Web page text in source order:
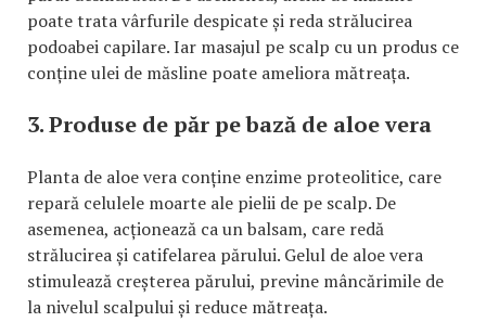
poate trata vârfurile despicate și reda strălucirea
podoabei capilare. Iar masajul pe scalp cu un produs ce
conține ulei de măsline poate ameliora mătreața.
3. Produse de păr pe bază de aloe vera
Planta de aloe vera conține enzime proteolitice, care
repară celulele moarte ale pielii de pe scalp. De
asemenea, acționează ca un balsam, care redă
strălucirea și catifelarea părului. Gelul de aloe vera
stimulează creșterea părului, previne mâncărimile de
la nivelul scalpului și reduce mătreața.